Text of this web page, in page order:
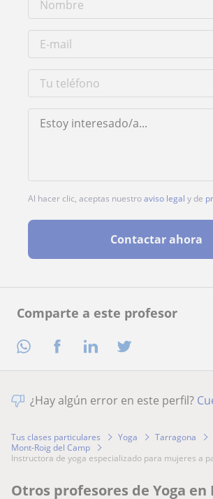
Comparte a este profesor
Al hacer clic, aceptas nuestroaviso legal y de
Contactar ahora
¿Hay algún error en este perfil?
Tus clases particulares Yoga
Tarragona
Mont-Roig del Camp
instructora de yoga especializado para mujeres a
Otros profesores de Yoga en